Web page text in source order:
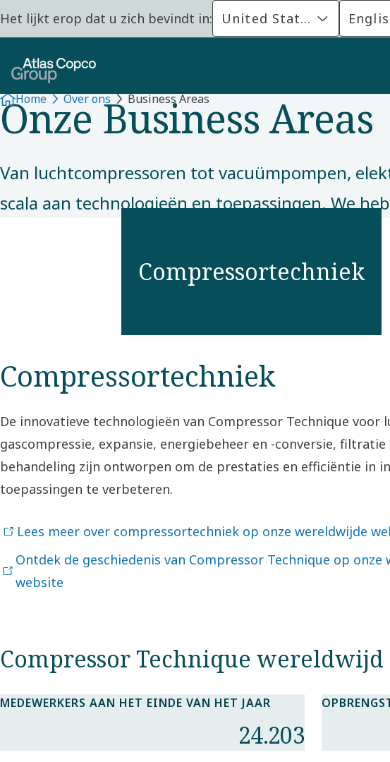
Het lijkt erop dat u zich bevindt in: United States
Home Over ons Business Areas
OVER ONS
Onze Business Areas
Van luchtcompressoren tot vacuümpompen,
scala aan technologieën en toepassingen. We
Compressortechniek
Compressortechniek
De innovatieve technologieën van Compressor Technique voor
gascompressie, expansie, energiebeheer en -conversie, filtratie
behandeling zijn ontworpen om de prestaties en efficiëntie in
toepassingen te verbeteren.
Lees meer over compressortechniek op onze wereldwijde
Ontdek de geschiedenis van Compressor Technique op onze
website
Compressor Technique wereldwijd
MEDEWERKERS AAN HET EINDE VAN HET JAAR
24.203